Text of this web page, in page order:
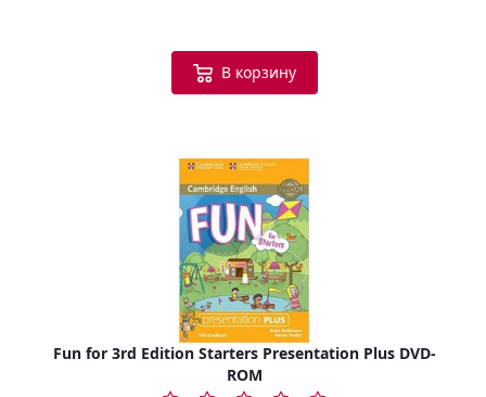
В корзину
Fun for 3rd Edition Starters Presentation Plus DVD-
ROM